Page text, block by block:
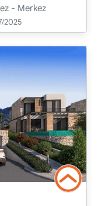
- Merkez
2025